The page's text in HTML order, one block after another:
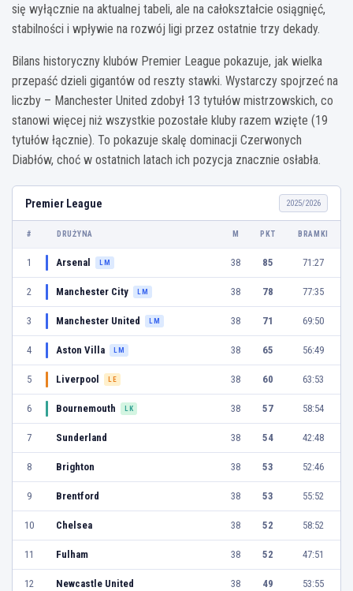
się wyłącznie na aktualnej tabeli, ale na całokształcie osiągnięć,
stabilności i wpływie na rozwój ligi przez ostatnie trzy dekady.
Bilans historyczny klubów Premier League pokazuje, jak wielka
przepaść dzieli gigantów od reszty stawki. Wystarczy spojrzeć na
liczby – Manchester United zdobył 13 tytułów mistrzowskich, co
stanowi więcej niż wszystkie pozostałe kluby razem wzięte (19
tytułów łącznie). To pokazuje skalę dominacji Czerwonych
Diabłów, choć w ostatnich latach ich pozycja znacznie osłabła.
Premier League 2025/2026
# DRUŻYNA M PKT BRAMKI
1 Arsenal LM 38 85 71:27
2 Manchester City LM 38 78 77:35
3 Manchester United LM 38 71 69:50
4 Aston Villa LM 38 65 56:49
5 Liverpool LE 38 60 63:53
6 Bournemouth LK 38 57 58:54
7 Sunderland 38 54 42:48
8 Brighton 38 53 52:46
9 Brentford 38 53 55:52
10 Chelsea 38 52 58:52
11 Fulham 38 52 47:51
12 Newcastle United 38 49 53:55